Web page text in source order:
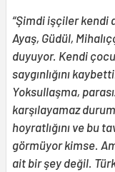
“Şimdi işçiler kendi
Ayaş, Güdül,
duyuyor. Kendi
saygınlığını
Yoksullaşma,
karşılayamaz
hoyratlığını ve bu
görmüyor kimse.
ait bir şey değil.